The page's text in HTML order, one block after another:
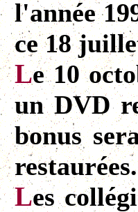
l'année
ce 18
Le 10
un DVD
bonus
restaurées.
Les